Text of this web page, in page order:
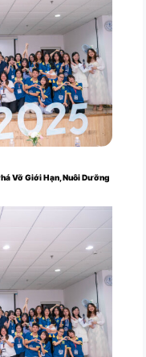
Vỡ Giới Hạn, Nuôi Dưỡng